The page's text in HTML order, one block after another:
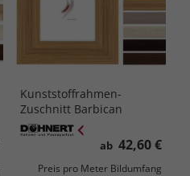
Kunststoffrahmen-
Zuschnitt Barbican
ab 42,60 €
Preis pro Meter Bildumfang